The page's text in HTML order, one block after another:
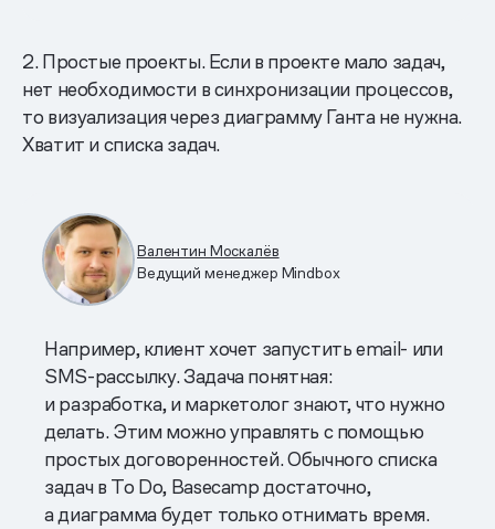
2. Простые проекты. Если в проекте мало задач,
нет необходимости в синхронизации процессов,
то визуализация через диаграмму Ганта не нужна.
Хватит и списка задач.
Валентин Москалёв
Ведущий менеджер Mindbox
Например, клиент хочет запустить email- или
SMS-рассылку. Задача понятная:
и разработка, и маркетолог знают, что нужно
делать. Этим можно управлять с помощью
простых договоренностей. Обычного списка
задач в To Do, Basecamp достаточно,
а диаграмма будет только отнимать время.